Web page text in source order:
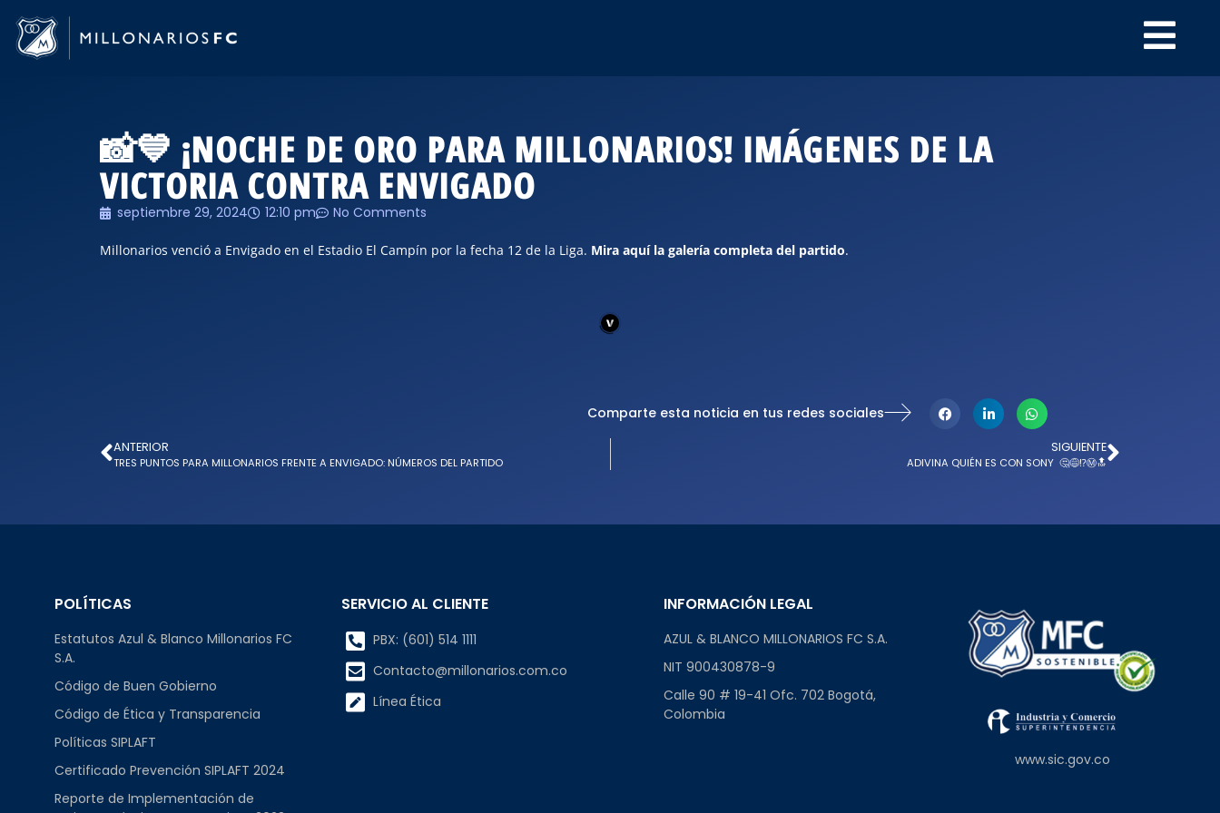
📸💙 ¡NOCHE DE ORO PARA MILLONARIOS! IMÁGENES DE LA
VICTORIA CONTRA ENVIGADO
septiembre 29, 2024 12:10 pm No Comments
Millonarios venció a Envigado en el Estadio El Campín por la fecha 12 de la Liga. Mira aquí la galería completa del partido.
Comparte esta noticia en tus redes sociales
ANTERIOR
TRES PUNTOS PARA MILLONARIOS FRENTE A ENVIGADO: NÚMEROS DEL PARTIDO
SIGUIENTE
ADIVINA QUIÉN ES CON SONY 🤔😅⁉️Ⓜ️🔝
POLÍTICAS
Estatutos Azul & Blanco Millonarios FC
S.A.
Código de Buen Gobierno
Código de Ética y Transparencia
Políticas SIPLAFT
Certificado Prevención SIPLAFT 2024
Reporte de Implementación de
SERVICIO AL CLIENTE
PBX: (601) 514 1111
Contacto@millonarios.com.co
Línea Ética
INFORMACIÓN LEGAL
AZUL & BLANCO MILLONARIOS FC S.A.
NIT 900430878-9
Calle 90 # 19-41 Ofc. 702 Bogotá,
Colombia
www.sic.gov.co